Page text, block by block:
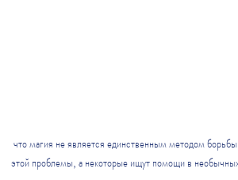
этой проблемы, а некоторые ищут помощи в